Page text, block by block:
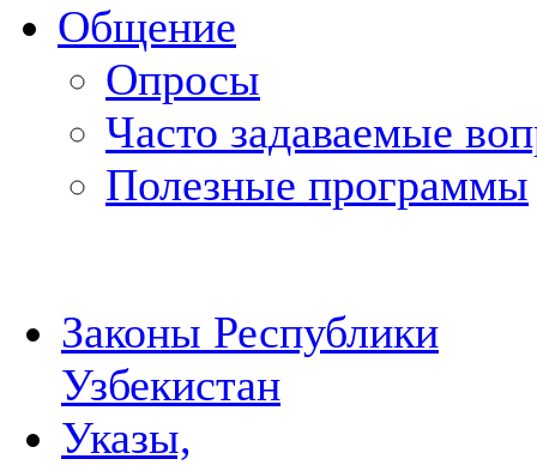
Общение
Опросы
Часто задаваемые
Полезные программы
Законы Республики
Узбекистан
Указы,